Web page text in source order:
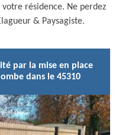
résidence. Ne perdez
& Paysagiste.
par la mise en place
dans le 45310